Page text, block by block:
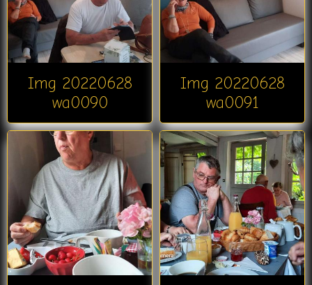
Img 20220628
wa0090
Img 20220628
wa0091